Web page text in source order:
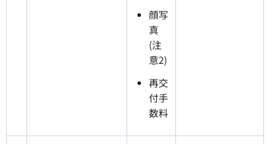
顔写
真
(注
意2)
再交
付手
数料